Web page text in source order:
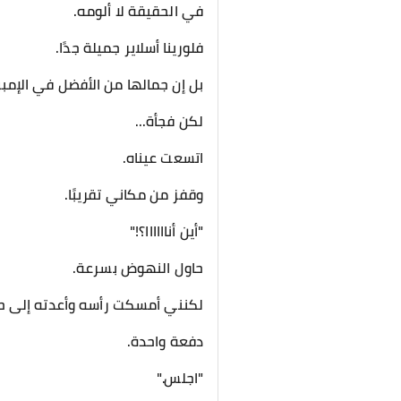
في الحقيقة لا ألومه.
فلورينا أسلاير جميلة جدًا.
بل إن جمالها من الأفضل في
لكن فجأة...
اتسعت عيناه.
وقفز من مكاني تقريبًا.
"أين أناااااا؟!"
حاول النهوض بسرعة.
لكنني أمسكت رأسه وأعدته
دفعة واحدة.
"اجلس."